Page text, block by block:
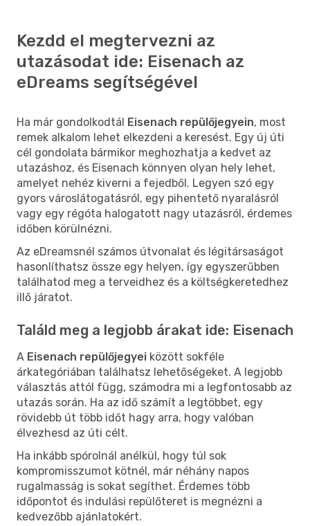
Kezdd el megtervezni az
utazásodat ide: Eisenach az
eDreams segítségével
Ha már gondolkodtál Eisenach repülőjegyein, most
remek alkalom lehet elkezdeni a keresést. Egy új úti
cél gondolata bármikor meghozhatja a kedvet az
utazáshoz, és Eisenach könnyen olyan hely lehet,
amelyet nehéz kiverni a fejedből. Legyen szó egy
gyors városlátogatásról, egy pihentető nyaralásról
vagy egy régóta halogatott nagy utazásról, érdemes
időben körülnézni.
Az eDreamsnél számos útvonalat és légitársaságot
hasonlíthatsz össze egy helyen, így egyszerűbben
találhatod meg a terveidhez és a költségkeretedhez
illő járatot.
Találd meg a legjobb árakat ide: Eisenach
A Eisenach repülőjegyei között sokféle
árkategóriában találhatsz lehetőségeket. A legjobb
választás attól függ, számodra mi a legfontosabb az
utazás során. Ha az idő számít a legtöbbet, egy
rövidebb út több időt hagy arra, hogy valóban
élvezhesd az úti célt.
Ha inkább spórolnál anélkül, hogy túl sok
kompromisszumot kötnél, már néhány napos
rugalmasság is sokat segíthet. Érdemes több
időpontot és indulási repülőteret is megnézni a
kedvezőbb ajánlatokért.